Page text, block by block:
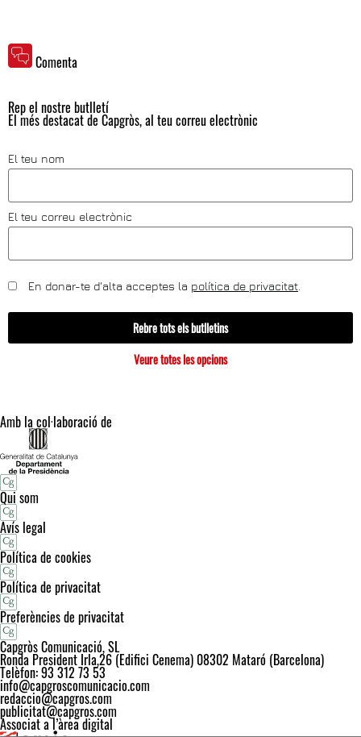
Comenta
Rep el nostre butlletí
El més destacat de Capgròs, al teu correu electrònic
El teu nom
El teu correu electrònic
En donar-te d'alta acceptes la política de privacitat
Rebre tots els butlletins
Veure totes les opcions
Amb la col·laboració de
Qui som
Avís legal
Política de cookies
Política de privacitat
Preferències de privacitat
Capgròs Comunicació, SL
Ronda President Irla,26 (Edifici Cenema) 08302 Mataró (Barcelona)
Telèfon: 93 312 73 53
info@capgroscomunicacio.com
redaccio@capgros.com
publicitat@capgros.com
Associat a l’àrea digital